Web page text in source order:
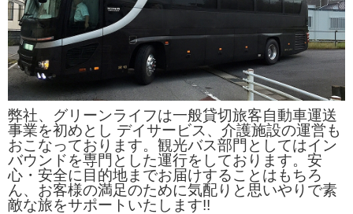
弊社、グリーンライフは一般貸切旅客自動車運送
事業を初めとし デイサービス、介護施設の運営も
おこなっております。観光バス部門としてはイン
バウンドを専門とした運行をしております。安
心・安全に目的地までお届けすることはもちろ
ん、お客様の満足のために気配りと思いやりで素
敵な旅をサポートいたします!!